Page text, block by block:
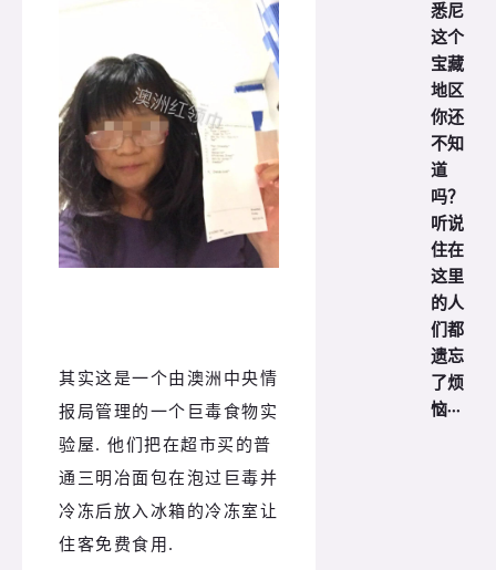
其实这是一个由澳洲中央情
报局管理的一个巨毒食物实
验屋. 他们把在超市买的普
通三明冶面包在泡过巨毒并
冷冻后放入冰箱的冷冻室让
住客免费食用.
悉尼
这个
宝藏
地区
你还
不知
道
吗？
听说
住在
这里
的人
们都
遗忘
了烦
恼···